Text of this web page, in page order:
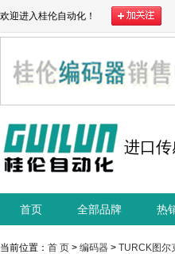
欢迎进入桂伦自动化！
进口
首页 全部品牌 热
当前位置： 首 页 > 编码器 > TURCK图尔